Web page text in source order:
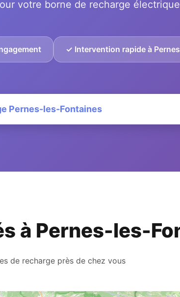
votre borne de recharge électrique
✓ Intervention rapide à
Pernes-les-Fontaines
à Pernes-les-
de recharge près de chez vous